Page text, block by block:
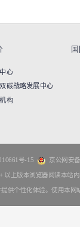
心
碳战略发展中心
构
号-15 京公网安
以上版本浏览器阅读本站
供个性化体验。使用本网